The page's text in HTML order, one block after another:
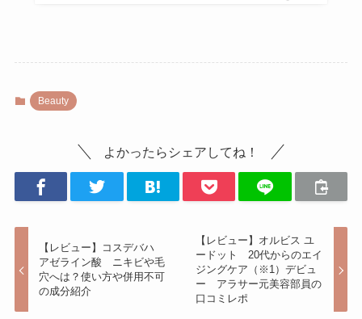
Beauty
よかったらシェアしてね！
【レビュー】コスデバハ
アゼライン酸 ニキビや毛
穴へは？使い方や併用不可
の成分紹介
【レビュー】オルビス ユ
ードット 20代からのエイ
ジングケア（※1）デビュ
ー アラサー元美容部員の
口コミレポ